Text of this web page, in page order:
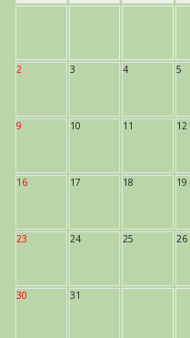
2 3 4 5
9 10 11 12
16 17 18 19
23 24 25 26
30 31